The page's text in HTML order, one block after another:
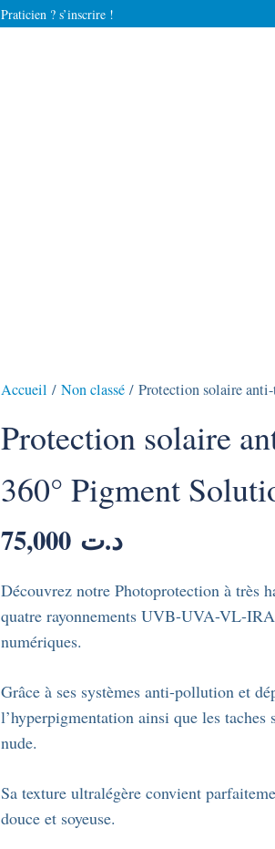
Praticien ? s’inscrire !
Accueil / Non classé/ Protection solaire anti-
Protection solaire
360° Pigment
د.ت 75,000
Découvrez notre Photoprotection à très
quatre rayonnements UVB-UVA-VL-
numériques.
Grâce à ses systèmes anti-pollution et
l’hyperpigmentation ainsi que les
nude.
Sa texture ultralégère convient
douce et soyeuse.